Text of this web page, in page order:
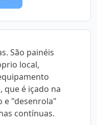
São painéis
local,
que é içado na
e "desenrola"
contínuas.